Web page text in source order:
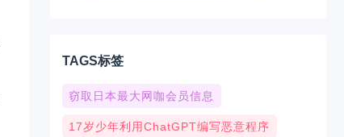
TAGS标签
窃取日本最大网咖会员信息
17岁少年利用ChatGPT编写恶意程序